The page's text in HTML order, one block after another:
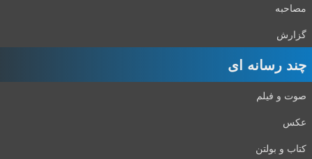
مصاحبه
گزارش
چند رسانه ای
صوت و فیلم
عکس
کتاب و بولتن